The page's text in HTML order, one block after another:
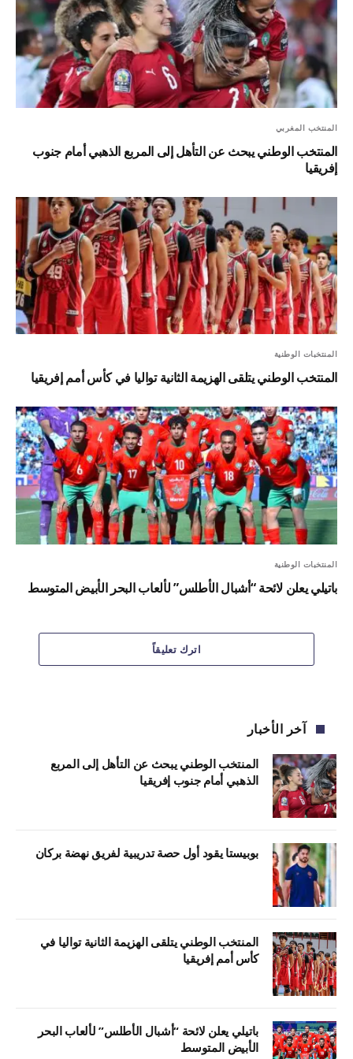
المنتخب المغربي
المنتخب الوطني يبحث عن التأهل إلى المربع الذهبي أمام جنوب
إفريقيا
المنتخبات الوطنية
المنتخب الوطني يتلقى الهزيمة الثانية تواليا في كأس أمم إفريقيا
المنتخبات الوطنية
باتيلي يعلن لائحة “أشبال الأطلس” لألعاب البحر الأبيض المتوسط
اترك تعليقاً
آخر الأخبار
المنتخب الوطني يبحث عن التأهل إلى المربع
الذهبي أمام جنوب إفريقيا
بوبيستا يقود أول حصة تدريبية لفريق نهضة بركان
المنتخب الوطني يتلقى الهزيمة الثانية تواليا في
كأس أمم إفريقيا
باتيلي يعلن لائحة “أشبال الأطلس” لألعاب البحر
الأبيض المتوسط